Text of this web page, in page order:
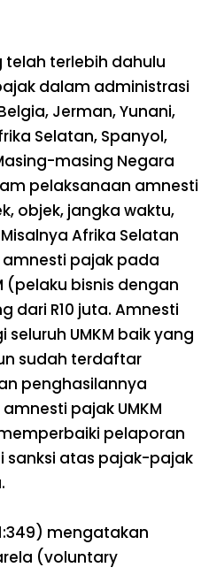
telah terlebih dahulu
dalam administrasi
Jerman, Yunani,
Selatan, Spanyol,
masing Negara
pelaksanaan amnesti
objek, jangka waktu,
Afrika Selatan
pajak pada
(pelaku bisnis dengan
dari R10 juta. Amnesti
UMKM baik yang
sudah terdaftar
penghasilannya
pajak UMKM
pelaporan
sanksi atas pajak-pajak
mengatakan
(voluntary